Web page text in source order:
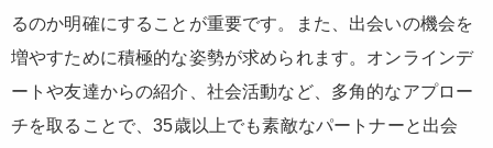
るのか明確にすることが重要です。また、出会いの機会を
増やすために積極的な姿勢が求められます。オンラインデ
ートや友達からの紹介、社会活動など、多角的なアプロー
チを取ることで、35歳以上でも素敵なパートナーと出会